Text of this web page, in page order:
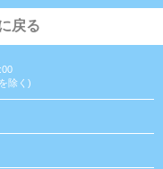
戻る
除く)